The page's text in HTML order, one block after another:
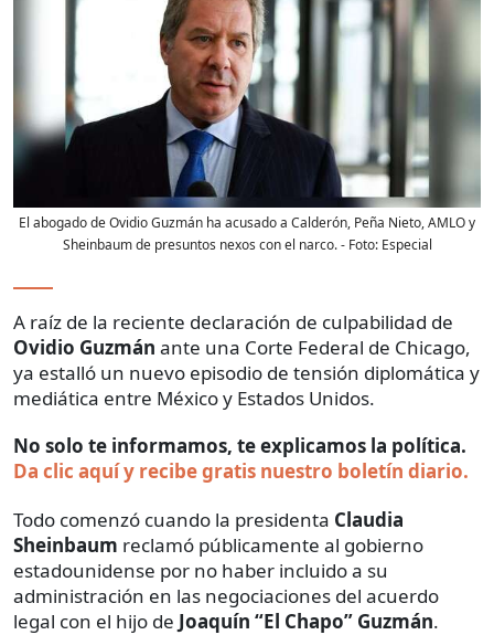
El abogado de Ovidio Guzmán ha acusado a Calderón, Peña Nieto, AMLO y
Sheinbaum de presuntos nexos con el narco.- Foto: Especial
A raíz de la reciente declaración de culpabilidad de
Ovidio Guzmán ante una Corte Federal de Chicago,
ya estalló un nuevo episodio de tensión diplomática y
mediática entre México y Estados Unidos.
No solo te informamos, te explicamos la política.
Da clic aquí y recibe gratis nuestro boletín diario.
Todo comenzó cuando la presidenta Claudia
Sheinbaum reclamó públicamente al gobierno
estadounidense por no haber incluido a su
administración en las negociaciones del acuerdo
legal con el hijo de Joaquín “El Chapo” Guzmán.